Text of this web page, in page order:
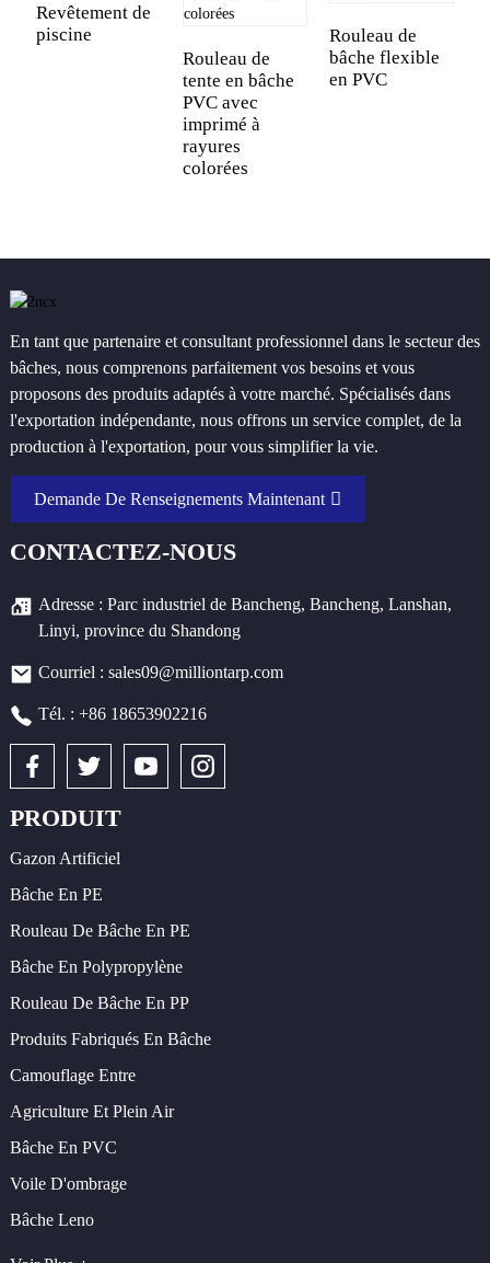
Revêtement de
piscine
Rouleau de
tente en bâche
PVC avec
imprimé à
rayures
colorées
Rouleau de
bâche flexible
en PVC
En tant que partenaire et consultant professionnel dans le secteur des
bâches, nous comprenons parfaitement vos besoins et vous
proposons des produits adaptés à votre marché. Spécialisés dans
l'exportation indépendante, nous offrons un service complet, de la
production à l'exportation, pour vous simplifier la vie.
Demande De Renseignements Maintenant
CONTACTEZ-NOUS
Adresse : Parc industriel de Bancheng, Bancheng, Lanshan,
Linyi, province du Shandong
Courriel : sales09@milliontarp.com
Tél. : +86 18653902216
PRODUIT
Gazon Artificiel
Bâche En PE
Rouleau De Bâche En PE
Bâche En Polypropylène
Rouleau De Bâche En PP
Produits Fabriqués En Bâche
Camouflage Entre
Agriculture Et Plein Air
Bâche En PVC
Voile D'ombrage
Bâche Leno